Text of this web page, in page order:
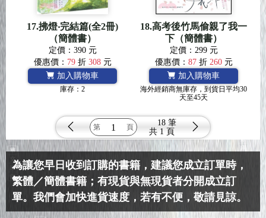
17.拂燈‧完結篇(全2冊)
（簡體書）
定價：390 元
優惠價： 79折 308元
加入購物車
庫存：2
18.高考後竹馬偷親了我一
下（簡體書）
定價：299 元
優惠價： 87折 260元
加入購物車
海外經銷商無庫存，到貨日平均30
天至45天
共
18 筆
1 頁
為讓您早日收到訂購的書籍，建議您成立訂單時，
繁體／簡體書籍；有現貨與無現貨者分開成立訂
單。我們會加快進貨速度，若有不便，敬請見諒。